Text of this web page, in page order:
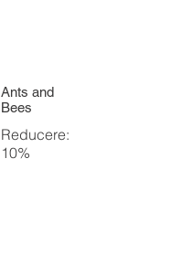
Ants and
Bees
Reducere:
10%